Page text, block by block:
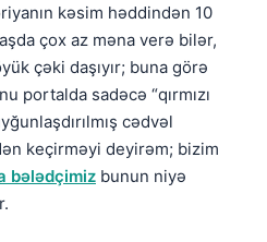
kəsim həddindən 10
çox az məna verə bilər,
çəki daşıyır; buna görə
portalda sadəcə “qırmızı
cədvəl
keçirməyi deyirəm; bizim
bələdçimiz bunun niyə